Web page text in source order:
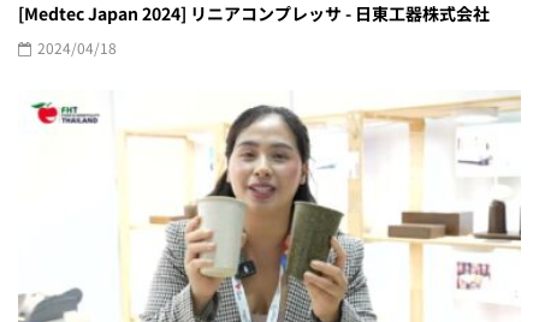
[Medtec Japan 2024] リニアコンプレッサ - 日東工器株式会社
2024/04/18